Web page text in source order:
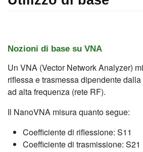
Nozioni di base su VNA
Un VNA (Vector Network Analyzer)
riflessa e trasmessa dipendente
ad alta frequenza (rete RF).
Il NanoVNA misura quanto segue:
Coefficiente di riflessione: S11
Coefficiente di trasmissione: S21